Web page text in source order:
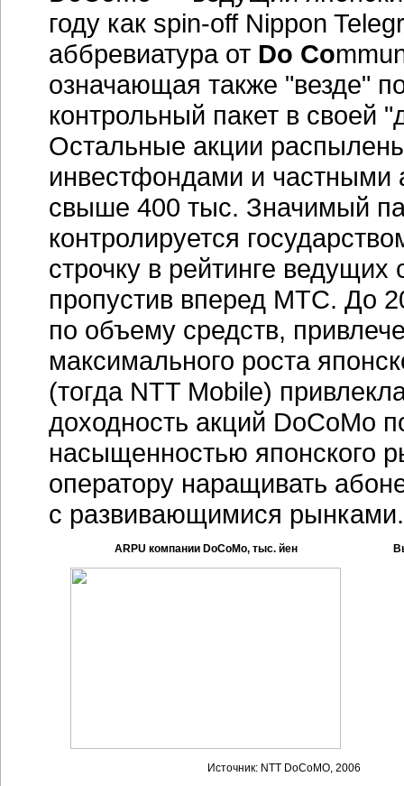
году как spin-off Nippon
аббревиатура от Do Co
означающая также "везде"
контрольный пакет в своей
Остальные акции
инвестфондами и частными
свыше 400 тыс. Значимый
контролируется
строчку в рейтинге
пропустив вперед МТС. До
по объему средств,
максимального роста
(тогда NTT Mobile)
доходность акций DoCoMo
насыщенностью японского
оператору наращивать
с развивающимися рынками.
ARPU компании DoCoMo, тыс. йен
Источник: NTT DoCoMO, 2006